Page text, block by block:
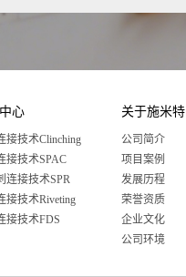
心
接技术Clinching
接技术SPAC
连接技术SPR
接技术Riveting
接技术FDS
关于施米特
公司简介
项目案例
发展历程
荣誉资质
企业文化
公司环境